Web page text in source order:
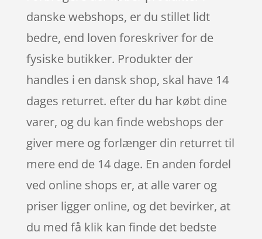
danske webshops, er du stillet lidt
bedre, end loven foreskriver for de
fysiske butikker. Produkter der
handles i en dansk shop, skal have 14
dages returret. efter du har købt dine
varer, og du kan finde webshops der
giver mere og forlænger din returret til
mere end de 14 dage. En anden fordel
ved online shops er, at alle varer og
priser ligger online, og det bevirker, at
du med få klik kan finde det bedste